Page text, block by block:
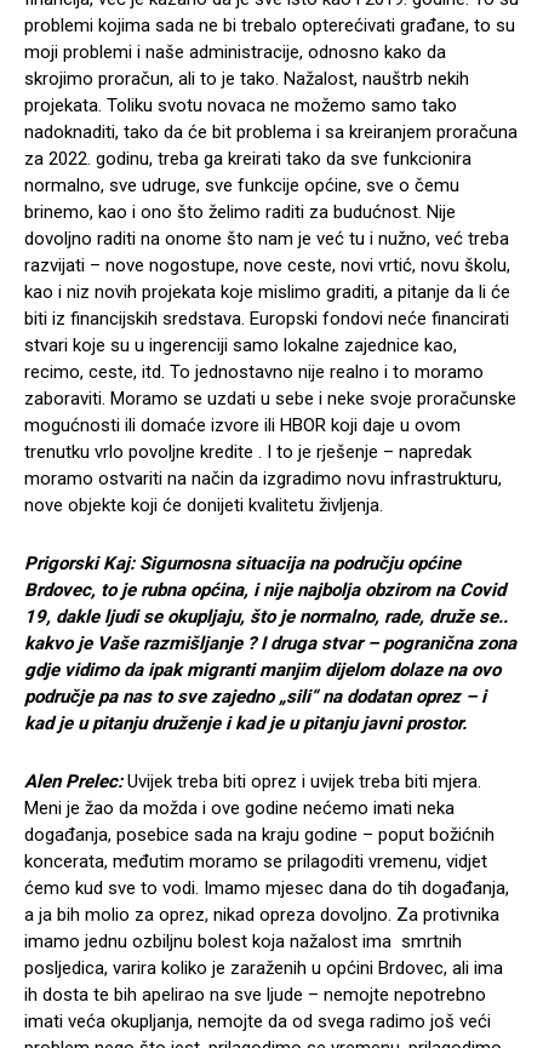
problemi kojima sada ne bi trebalo opterećivati građane, to su
moji problemi i naše administracije, odnosno kako da
skrojimo proračun, ali to je tako. Nažalost, nauštrb nekih
projekata. Toliku svotu novaca ne možemo samo tako
nadoknaditi, tako da će bit problema i sa kreiranjem proračuna
za 2022. godinu, treba ga kreirati tako da sve funkcionira
normalno, sve udruge, sve funkcije općine, sve o čemu
brinemo, kao i ono što želimo raditi za budućnost. Nije
dovoljno raditi na onome što nam je već tu i nužno, već treba
razvijati – nove nogostupe, nove ceste, novi vrtić, novu školu,
kao i niz novih projekata koje mislimo graditi, a pitanje da li će
biti iz financijskih sredstava. Europski fondovi neće financirati
stvari koje su u ingerenciji samo lokalne zajednice kao,
recimo, ceste, itd. To jednostavno nije realno i to moramo
zaboraviti. Moramo se uzdati u sebe i neke svoje proračunske
mogućnosti ili domaće izvore ili HBOR koji daje u ovom
trenutku vrlo povoljne kredite . I to je rješenje – napredak
moramo ostvariti na način da izgradimo novu infrastrukturu,
nove objekte koji će donijeti kvalitetu življenja.
Prigorski Kaj: Sigurnosna situacija na području općine
Brdovec, to je rubna općina, i nije najbolja obzirom na Covid
19, dakle ljudi se okupljaju, što je normalno, rade, druže se..
kakvo je Vaše razmišljanje ? I druga stvar – pogranična zona
gdje vidimo da ipak migranti manjim dijelom dolaze na ovo
područje pa nas to sve zajedno „sili“ na dodatan oprez – i
kad je u pitanju druženje i kad je u pitanju javni prostor.
Alen Prelec:Uvijek treba biti oprez i uvijek treba biti mjera.
Meni je žao da možda i ove godine nećemo imati neka
događanja, posebice sada na kraju godine – poput božićnih
koncerata, međutim moramo se prilagoditi vremenu, vidjet
ćemo kud sve to vodi. Imamo mjesec dana do tih događanja,
a ja bih molio za oprez, nikad opreza dovoljno. Za protivnika
imamo jednu ozbiljnu bolest koja nažalost ima smrtnih
posljedica, varira koliko je zaraženih u općini Brdovec, ali ima
ih dosta te bih apelirao na sve ljude – nemojte nepotrebno
imati veća okupljanja, nemojte da od svega radimo još veći